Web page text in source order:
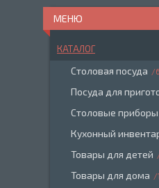
КАТАЛОГ
Столовая посуда
Посуда для
Столовые приборы
Кухонный
Товары для детей
Товары для дома